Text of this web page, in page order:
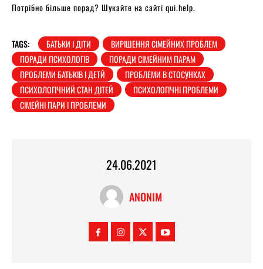
Потрібно більше порад? Шукайте на сайті qui.help.
TAGS: БАТЬКИ І ДІТИ
ВИРІШЕННЯ СІМЕЙНИХ ПРОБЛЕМ
ПОРАДИ ПСИХОЛОГІВ
ПОРАДИ СІМЕЙНИМ ПАРАМ
ПРОБЛЕМИ БАТЬКІВ І ДЕТЙ
ПРОБЛЕМИ В СТОСУНКАХ
ПСИХОЛОГІЧНИЙ СТАН ДІТЕЙ
ПСИХОЛОГІЧНІ ПРОБЛЕМИ
СІМЕЙНІ ПАРИ І ПРОБЛЕМИ
24.06.2021
ANONIM